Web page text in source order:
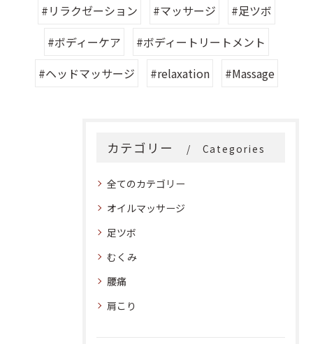
#リラクゼーション #マッサージ
#足ツボ
#ボディーケア
#ボディートリートメント
#ヘッドマッサージ
#relaxation #Massage
カテゴリー Categories
全てのカテゴリー
オイルマッサージ
足ツボ
むくみ
腰痛
肩こり